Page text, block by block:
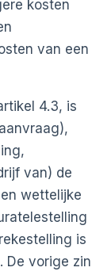
kosten
van een
4.3, is
van) de
wettelijke
is
De vorige zin